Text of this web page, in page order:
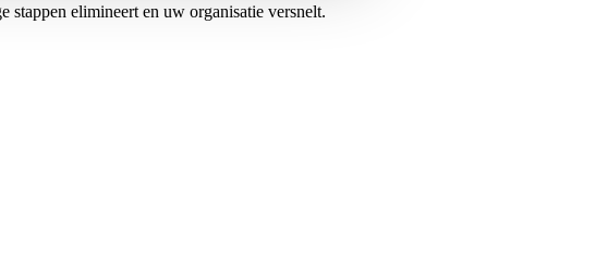
elimineert en uw organisatie versnelt.